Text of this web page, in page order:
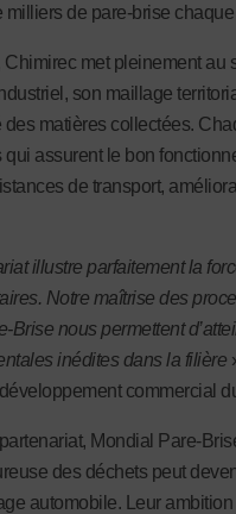
milliers de pare-brise
Chimirec met pleinement au
son maillage
des matières collectées.
qui assurent le bon
de transport,
illustre parfaitement la
Notre maîtrise des
Brise nous permettent
inédites dans la filière
commercial
Mondial Pare-
des déchets peut
automobile. Leur